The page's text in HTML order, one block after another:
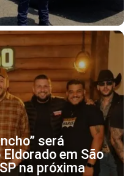
será
em São
na próxima